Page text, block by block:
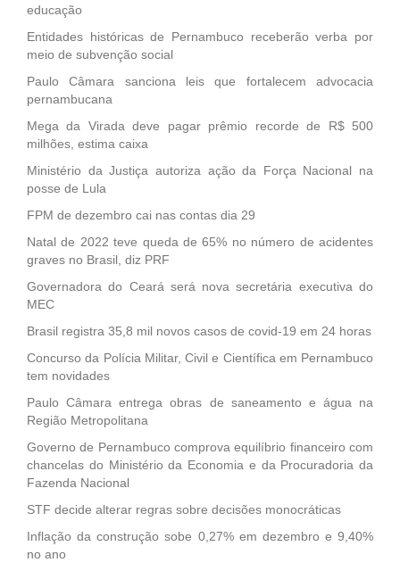
educação
Entidades históricas de Pernambuco receberão verba por
meio de subvenção social
Paulo Câmara sanciona leis que fortalecem advocacia
pernambucana
Mega da Virada deve pagar prêmio recorde de R$ 500
milhões, estima caixa
Ministério da Justiça autoriza ação da Força Nacional na
posse de Lula
FPM de dezembro cai nas contas dia 29
Natal de 2022 teve queda de 65% no número de acidentes
graves no Brasil, diz PRF
Governadora do Ceará será nova secretária executiva do
MEC
Brasil registra 35,8 mil novos casos de covid-19 em 24 horas
Concurso da Polícia Militar, Civil e Científica em Pernambuco
tem novidades
Paulo Câmara entrega obras de saneamento e água na
Região Metropolitana
Governo de Pernambuco comprova equilíbrio financeiro com
chancelas do Ministério da Economia e da Procuradoria da
Fazenda Nacional
STF decide alterar regras sobre decisões monocráticas
Inflação da construção sobe 0,27% em dezembro e 9,40%
no ano